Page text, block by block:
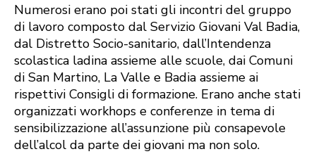
Numerosi erano poi stati gli incontri del gruppo
di lavoro composto dal Servizio Giovani Val Badia,
dal Distretto Socio-sanitario, dall’Intendenza
scolastica ladina assieme alle scuole, dai Comuni
di San Martino, La Valle e Badia assieme ai
rispettivi Consigli di formazione. Erano anche stati
organizzati workhops e conferenze in tema di
sensibilizzazione all’assunzione più consapevole
dell’alcol da parte dei giovani ma non solo.